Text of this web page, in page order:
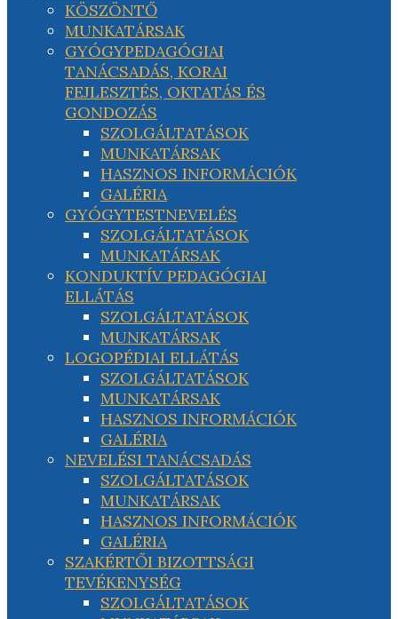
KÖSZÖNTŐ
MUNKATÁRSAK
GYÓGYPEDAGÓGIAI
TANÁCSADÁS, KORAI
FEJLESZTÉS, OKTATÁS ÉS
GONDOZÁS
SZOLGÁLTATÁSOK
MUNKATÁRSAK
HASZNOS INFORMÁCIÓK
GALÉRIA
GYÓGYTESTNEVELÉS
SZOLGÁLTATÁSOK
MUNKATÁRSAK
KONDUKTÍV PEDAGÓGIAI
ELLÁTÁS
SZOLGÁLTATÁSOK
MUNKATÁRSAK
LOGOPÉDIAI ELLÁTÁS
SZOLGÁLTATÁSOK
MUNKATÁRSAK
HASZNOS INFORMÁCIÓK
GALÉRIA
NEVELÉSI TANÁCSADÁS
SZOLGÁLTATÁSOK
MUNKATÁRSAK
HASZNOS INFORMÁCIÓK
GALÉRIA
SZAKÉRTŐI BIZOTTSÁGI
TEVÉKENYSÉG
SZOLGÁLTATÁSOK